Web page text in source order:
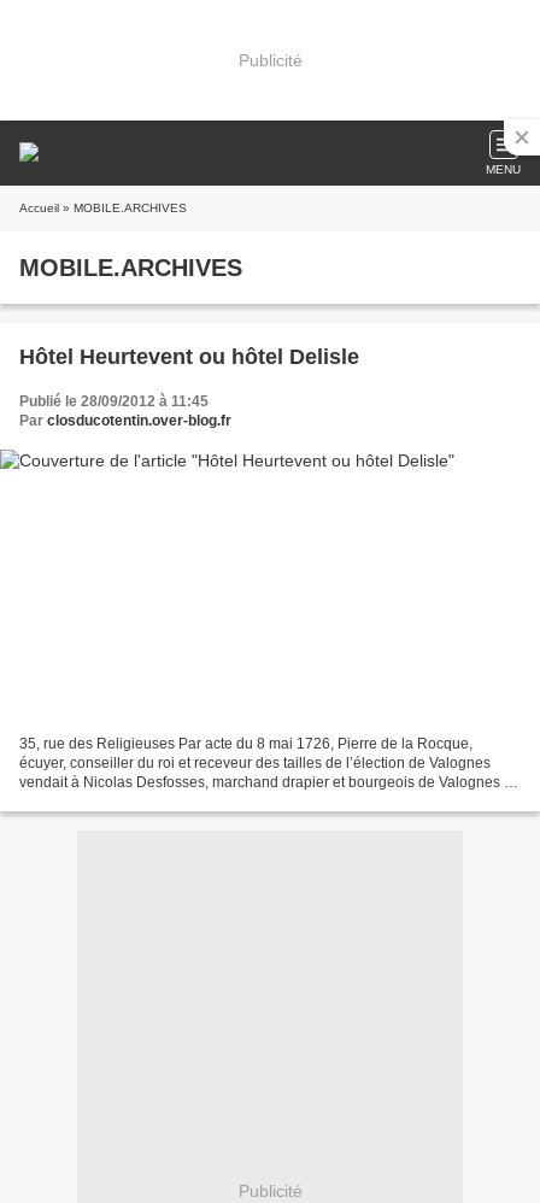
Publicité
MENU
Accueil » MOBILE.ARCHIVES
MOBILE.ARCHIVES
Hôtel Heurtevent ou hôtel Delisle
Publié le 28/09/2012 à 11:45
Par closducotentin.over-blog.fr
35, rue des Religieuses Par acte du 8 mai 1726, Pierre de la Rocque,
écuyer, conseiller du roi et receveur des tailles de l’élection de Valognes
vendait à Nicolas Desfosses, marchand drapier et bourgeois de Valognes «
Publicité